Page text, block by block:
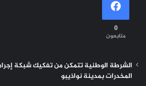
0
متابعون
الشرطة الوطنية تتمكن من تفكيك شبكة
المخدرات بمدينة نواذيبو